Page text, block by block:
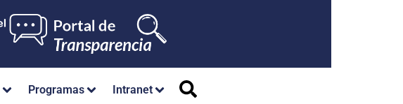
Programas Intranet